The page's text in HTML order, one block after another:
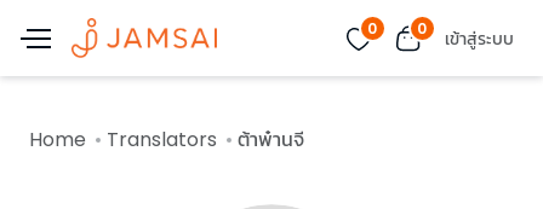
0 0 เข้าสู่ระบบ
Home Translators ต้าพ๋านจี